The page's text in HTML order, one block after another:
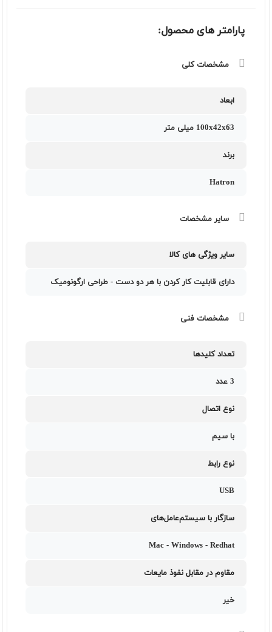
پارامتر های محصول:
مشخصات کلی
ابعاد
100x42x63 میلی متر
برند
Hatron
سایر مشخصات
سایر ویژگی های کالا
دارای قابلیت کار کردن با هر دو دست - طراحی ارگونومیک
مشخصات فنی
تعداد کلیدها
3 عدد
نوع اتصال
با سیم
نوع رابط
USB
سازگار با سیستم‌عامل‌های
Mac - Windows - Redhat
مقاوم در مقابل نفوذ مایعات
خیر